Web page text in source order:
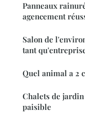
Panneaux
agencement
Salon de
tant
Quel animal a 2
Chalets de
paisible